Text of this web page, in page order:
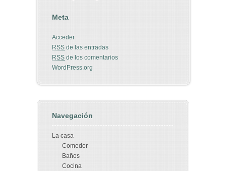
Meta
Acceder
RSS de las entradas
RSS de los comentarios
WordPress.org
Navegación
La casa
Comedor
Baños
Cocina